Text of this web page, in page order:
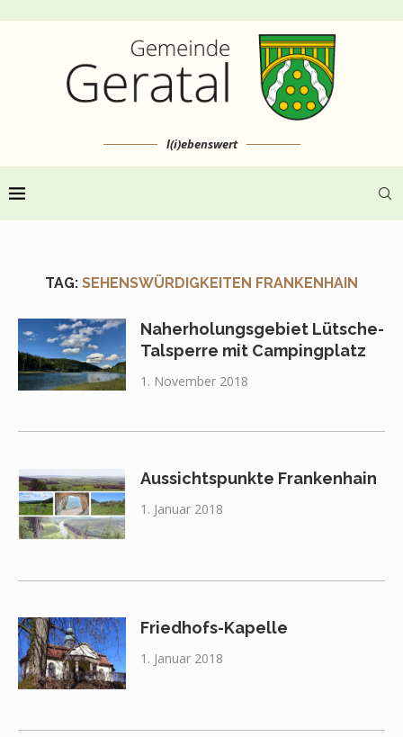
l(i)ebenswert
TAG: SEHENSWÜRDIGKEITEN FRANKENHAIN
Naherholungsgebiet Lütsche-
Talsperre mit Campingplatz
1. November 2018
Aussichtspunkte Frankenhain
1. Januar 2018
Friedhofs-Kapelle
1. Januar 2018